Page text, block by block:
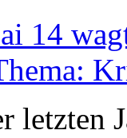
14
letzten